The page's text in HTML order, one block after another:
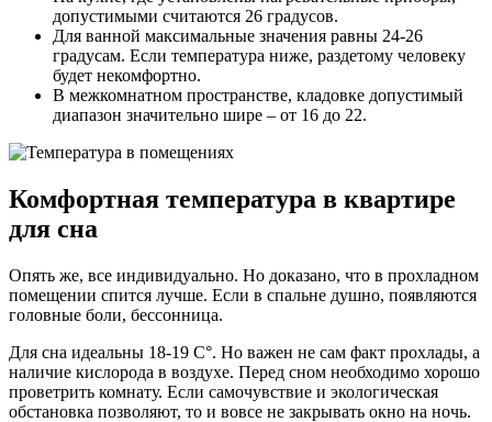
допустимыми считаются 26 градусов.
Для ванной максимальные значения равны 24-26
градусам. Если температура ниже, раздетому человеку
будет некомфортно.
В межкомнатном пространстве, кладовке допустимый
диапазон значительно шире – от 16 до 22.
Комфортная температура в квартире
для сна
Опять же, все индивидуально. Но доказано, что в прохладном
помещении спится лучше. Если в спальне душно, появляются
головные боли, бессонница.
Для сна идеальны 18-19 С°. Но важен не сам факт прохлады, а
наличие кислорода в воздухе. Перед сном необходимо хорошо
проветрить комнату. Если самочувствие и экологическая
обстановка позволяют, то и вовсе не закрывать окно на ночь.